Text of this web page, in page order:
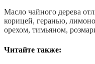
Масло чайного дерева
корицей, геранью,
орехом, тимьяном,
Читайте также: